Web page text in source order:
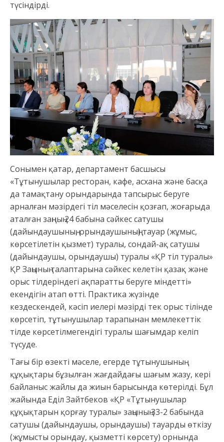
түсіндірді.
Сонымен қатар, департамент басшысы
«Тұтынушылар ресторан, кафе, асхана және басқа
да тамақтану орындарында тапсырыс беруге
арналған мәзірдегі тіл мәселесін қозғап, жоғарыда
аталған заңның 24 бабына сәйкес сатушы
(дайындаушының, орындаушының) тауар (жұмыс,
көрсетілетін қызмет) туралы, сондай-ақ сатушы
(дайындаушы, орындаушы) туралы «ҚР тіл туралы»
ҚР Заңының талаптарына сәйкес келетін қазақ және
орыс тілдеріндегі ақпаратты беруге міндетті»
екендігін атап өтті. Практика жүзінде
кездескендей, кәсіп иелері мәзірді тек орыс тілінде
көрсетіп, тұтынушылар тарапынан мемлекеттік
тілде көрсетілмегендігі туралы шағымдар келіп
түсуде.
Тағы бір өзекті мәселе, егерде тұтынушының
құқықтары бұзылған жағдайдағы шағым жазу, кері
байланыс жайлы да жиын барысында көтерілді. Бұл
жайында Еділ Зайтбеков «ҚР «Тұтынушылар
құқықтарын қорғау туралы» заңының 33-2 бабында
сатушы (дайындаушы, орындаушы) тауарды өткізу
(жұмысты орындау, қызметті көрсету) орнында